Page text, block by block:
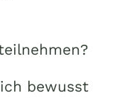
bewusst